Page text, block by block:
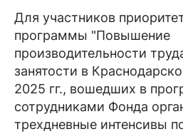
Для участников
программы "Повышение
производительности
занятости в
2025 гг., вошедших в
сотрудниками Фонда
трехдневные интенсивы